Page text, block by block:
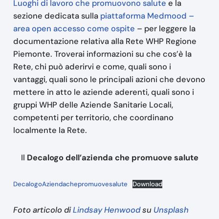
Luoghi di lavoro che promuovono salute e la
sezione dedicata sulla piattaforma Medmood –
area open accesso come ospite – per leggere la
documentazione relativa alla Rete WHP Regione
Piemonte. Troverai informazioni su che cos’è la
Rete, chi può aderirvi e come, quali sono i
vantaggi, quali sono le principali azioni che devono
mettere in atto le aziende aderenti, quali sono i
gruppi WHP delle Aziende Sanitarie Locali,
competenti per territorio, che coordinano
localmente la Rete.
Il Decalogo dell’azienda che promuove salute
DecalogoAziendachepromuovesalute Download
Foto articolo diLindsay HenwoodsuUnsplash